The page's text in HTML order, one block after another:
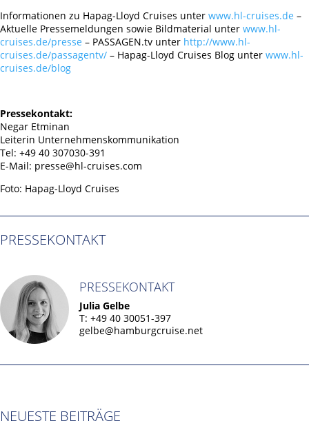
Informationen zu Hapag-Lloyd Cruises unter www.hl-cruises.de –
Aktuelle Pressemeldungen sowie Bildmaterial unter www.hl-
cruises.de/presse – PASSAGEN.tv unter http://www.hl-
cruises.de/passagentv/ – Hapag-Lloyd Cruises Blog unter www.hl-
cruises.de/blog
Pressekontakt:
Negar Etminan
Leiterin Unternehmenskommunikation
Tel: +49 40 307030-391
E-Mail: presse@hl-cruises.com
Foto: Hapag-Lloyd Cruises
PRESSEKONTAKT
PRESSEKONTAKT
Julia Gelbe
T: +49 40 30051-397
gelbe@hamburgcruise.net
NEUESTE BEITRÄGE